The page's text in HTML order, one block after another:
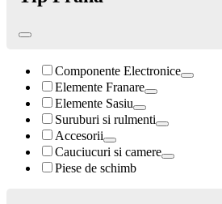
Componente Electronice
Elemente Franare
Elemente Sasiu
Suruburi si rulmenti
Accesorii
Cauciucuri si camere
Piese de schimb